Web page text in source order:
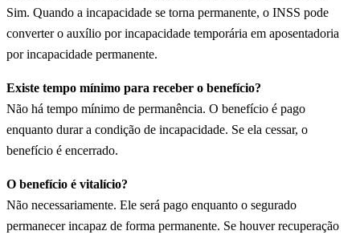
Sim. Quando a incapacidade se torna permanente, o INSS pode
converter o auxílio por incapacidade temporária em aposentadoria
por incapacidade permanente.
Existe tempo mínimo para receber o benefício?
Não há tempo mínimo de permanência. O benefício é pago
enquanto durar a condição de incapacidade. Se ela cessar, o
benefício é encerrado.
O benefício é vitalício?
Não necessariamente. Ele será pago enquanto o segurado
permanecer incapaz de forma permanente. Se houver recuperação